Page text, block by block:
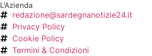
L'Azienda
redazione@sardegnanotizie24.it
Privacy Policy
Cookie Policy
Termini & Condizioni